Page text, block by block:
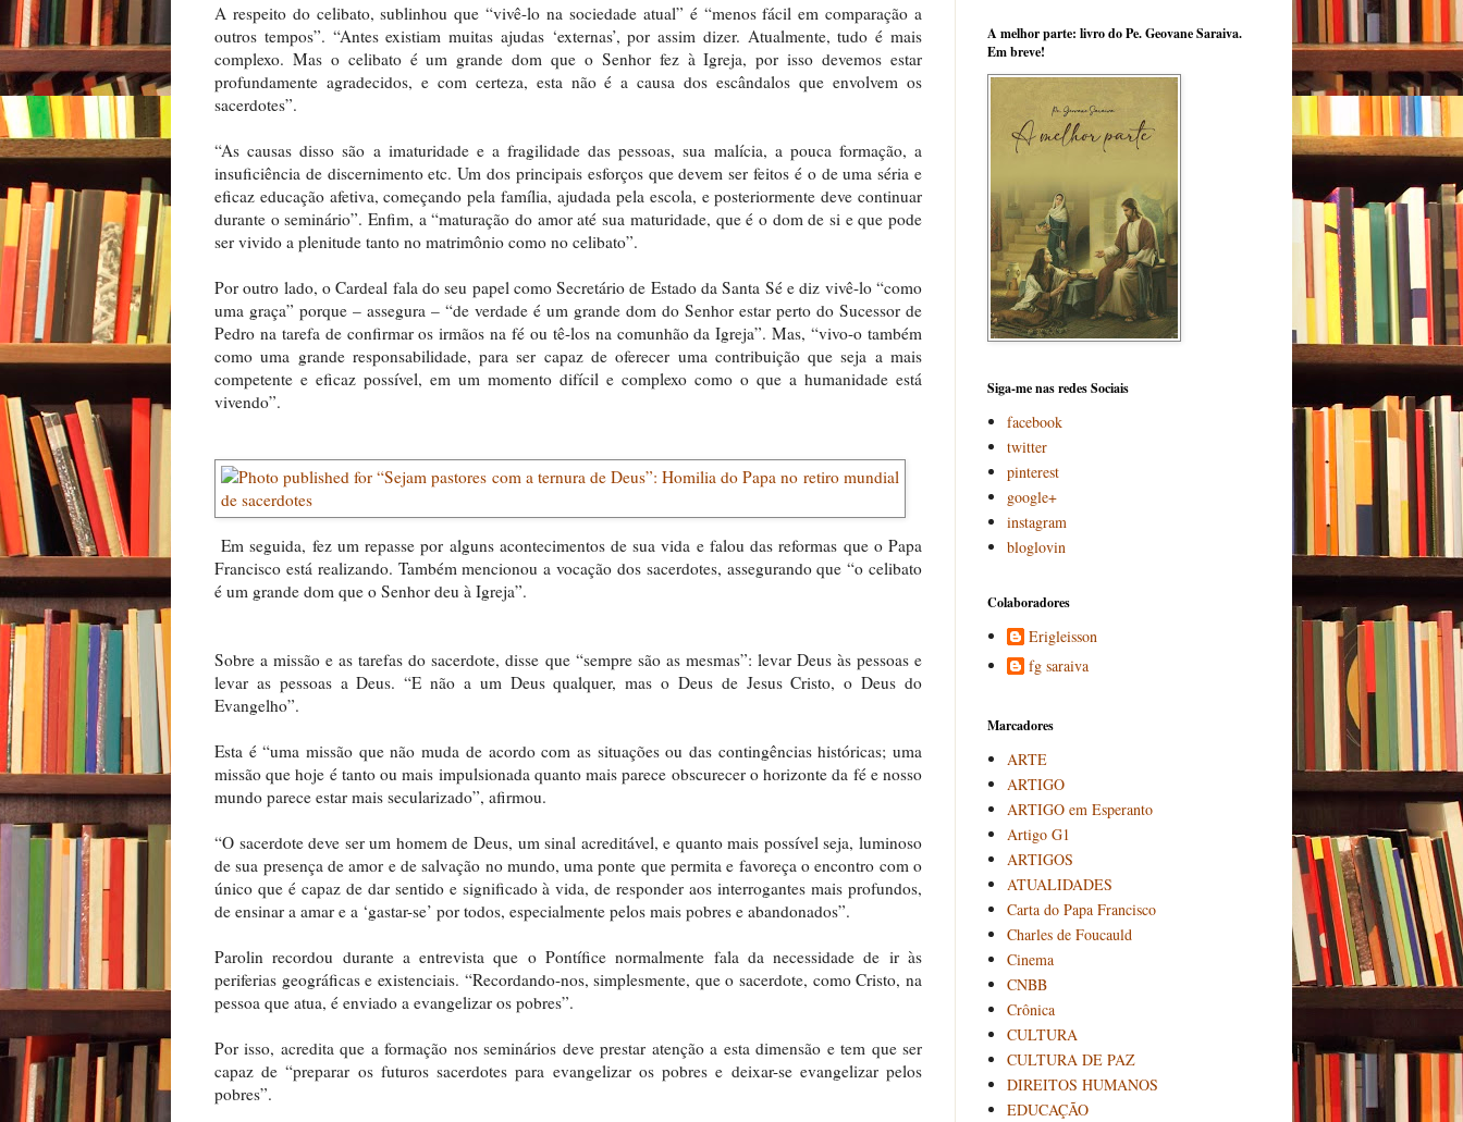
A respeito do celibato, sublinhou que “vivê-lo na sociedade atual” é “menos fácil em comparação a
outros tempos”. “Antes existiam muitas ajudas ‘externas’, por assim dizer. Atualmente, tudo é mais
complexo. Mas o celibato é um grande dom que o Senhor fez à Igreja, por isso devemos estar
profundamente agradecidos, e com certeza, esta não é a causa dos escândalos que envolvem os
sacerdotes”.
“As causas disso são a imaturidade e a fragilidade das pessoas, sua malícia, a pouca formação, a
insuficiência de discernimento etc. Um dos principais esforços que devem ser feitos é o de uma séria e
eficaz educação afetiva, começando pela família, ajudada pela escola, e posteriormente deve continuar
durante o seminário”. Enfim, a “maturação do amor até sua maturidade, que é o dom de si e que pode
ser vivido a plenitude tanto no matrimônio como no celibato”.
Por outro lado, o Cardeal fala do seu papel como Secretário de Estado da Santa Sé e diz vivê-lo “como
uma graça” porque – assegura – “de verdade é um grande dom do Senhor estar perto do Sucessor de
Pedro na tarefa de confirmar os irmãos na fé ou tê-los na comunhão da Igreja”. Mas, “vivo-o também
como uma grande responsabilidade, para ser capaz de oferecer uma contribuição que seja a mais
competente e eficaz possível, em um momento difícil e complexo como o que a humanidade está
vivendo”.
Em seguida, fez um repasse por alguns acontecimentos de sua vida e falou das reformas que o Papa
Francisco está realizando. Também mencionou a vocação dos sacerdotes, assegurando que “o celibato
é um grande dom que o Senhor deu à Igreja”.
Sobre a missão e as tarefas do sacerdote, disse que “sempre são as mesmas”: levar Deus às pessoas e
levar as pessoas a Deus. “E não a um Deus qualquer, mas o Deus de Jesus Cristo, o Deus do
Evangelho”.
Esta é “uma missão que não muda de acordo com as situações ou das contingências históricas; uma
missão que hoje é tanto ou mais impulsionada quanto mais parece obscurecer o horizonte da fé e nosso
mundo parece estar mais secularizado”, afirmou.
“O sacerdote deve ser um homem de Deus, um sinal acreditável, e quanto mais possível seja, luminoso
de sua presença de amor e de salvação no mundo, uma ponte que permita e favoreça o encontro com o
único que é capaz de dar sentido e significado à vida, de responder aos interrogantes mais profundos,
de ensinar a amar e a ‘gastar-se’ por todos, especialmente pelos mais pobres e abandonados”.
Parolin recordou durante a entrevista que o Pontífice normalmente fala da necessidade de ir às
periferias geográficas e existenciais. “Recordando-nos, simplesmente, que o sacerdote, como Cristo, na
pessoa que atua, é enviado a evangelizar os pobres”.
Por isso, acredita que a formação nos seminários deve prestar atenção a esta dimensão e tem que ser
capaz de “preparar os futuros sacerdotes para evangelizar os pobres e deixar-se evangelizar pelos
pobres”.
A melhor parte: livro do Pe. Geovane Saraiva.
Em breve!
Siga-me nas redes Sociais
facebook
twitter
pinterest
google+
instagram
bloglovin
Colaboradores
Erigleisson
fg saraiva
Marcadores
ARTE
ARTIGO
ARTIGO em Esperanto
Artigo G1
ARTIGOS
ATUALIDADES
Carta do Papa Francisco
Charles de Foucauld
Cinema
CNBB
Crônica
CULTURA
CULTURA DE PAZ
DIREITOS HUMANOS
EDUCAÇÃO